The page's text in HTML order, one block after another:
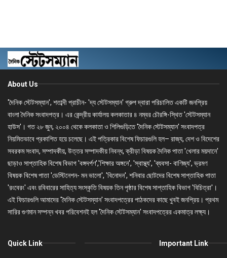
About Us
'দৈনিক স্টেটসম্যান', শতাব্দী প্রাচীন- 'দ্য স্টেটসম্যান' গ্রুপ দ্বারা পরিচালিত একটি জনপ্রিয়
বাংলা দৈনিক সংবাদপত্র। এর কেন্দ্রীয় কার্যালয় কলকাতার ৪ নম্বর চৌরঙ্গি-স্থিত 'স্টেটসম্যান
হাউস'। গত ২৮ জুন, ২০০৪ থেকে কলকাতা ও শিলিগুড়িতে 'দৈনিক স্টেটসম্যান' সংবাদপত্র
নিয়মিতভাবে প্রকাশিত হয়ে চলেছে। এই পত্রিকার বিশেষ ফিচারগুলি হল– রাজ্য, দেশ ও বিদেশের
সবরকম সংবাদ, সম্পাদকীয়, উত্তর সম্পাদকীয় নিবন্ধ, ক্রীড়া বিষয়ক দৈনিক পাতা 'খেলার ময়দানে'
ছাড়াও সাপ্তাহিক বিশেষ বিভাগ 'বঙ্গদর্পণ','শিক্ষার অঙ্গনে', 'স্বাস্থ্য', 'ব্যবসা- বাণিজ্য', ভ্রমণ
বিষয়ক বিশেষ পাতা 'ডেস্টিনেশন- মন ভালো', 'বিনোদন', শনিবার ছোটদের বিশেষ সাপ্তাহিক পাতা
'রংবেরং' এবং রবিবারের সাহিত্য সংস্কৃতি বিষয়ক তিন পৃষ্ঠার বিশেষ সাপ্তাহিক বিভাগ 'বিচিত্রা'।
এই ফিচারগুলি আমাদের 'দৈনিক স্টেটসম্যান' সংবাদপত্রের পাঠকদের কাছে খুবই জনপ্রিয়। প্রথম
সারির গুণমান সম্পন্ন খবর পরিবেশনই হল 'দৈনিক স্টেটসম্যান' সংবাদপত্রের একমাত্র লক্ষ্য।
Quick Link Important Link